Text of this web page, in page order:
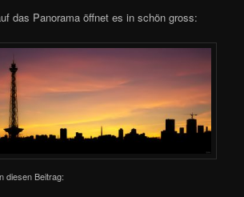
das Panorama öffnet es in schön gross:
diesen Beitrag: